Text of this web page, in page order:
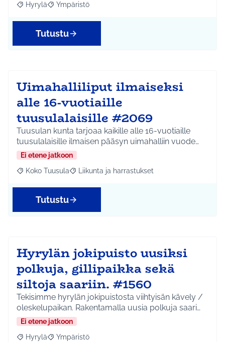
Rajaa tulokset aihepiirin mukaan: Hyrylä
Hyrylä Rajaa tulokset teeman mukaan: Ympäristö
Ympäristö
Tutustu
Uimahalliliput ilmaiseksi
alle 16-vuotiaille
tuusulalaisille #2069
Tuusulan kunta tarjoaa kaikille alle 16-vuotiaille
tuusulalaisille ilmaisen pääsyn uimahalliin vuode…
Ei etene jatkoon
Rajaa tulokset aihepiirin mukaan: Koko Tuusula
Koko Tuusula Rajaa tulokset teeman mukaan: Liikunta ja
Liikunta ja harrastukset
Tutustu
Hyrylän jokipuisto uusiksi
polkuja, gillipaikka sekä
siltoja saariin. #1560
Tekisimme hyrylän jokipuistosta viihtyisän kävely /
oleskelupaikan. Rakentamalla uusia polkuja saari…
Ei etene jatkoon
Hyrylä Ympäristö